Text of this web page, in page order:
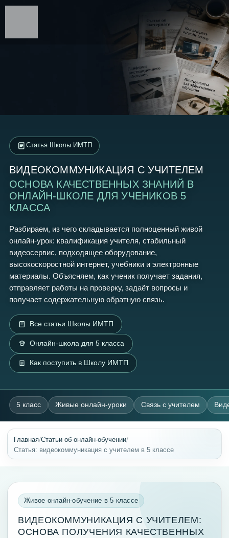
Статья Школы ИМТП
ВИДЕОКОММУНИКАЦИЯ С УЧИТЕЛЕМ
ОСНОВА КАЧЕСТВЕННЫХ ЗНАНИЙ В
ОНЛАЙН-ШКОЛЕ ДЛЯ УЧЕНИКОВ 5
КЛАССА
Разбираем, из чего складывается полноценный живой
онлайн-урок: квалификация учителя, стабильный
видеосервис, подходящее оборудование,
высокоскоростной интернет, учебники и электронные
материалы. Объясняем, как ученик получает задания,
отправляет работы на проверку, задаёт вопросы и
получает содержательную обратную связь.
Все статьи Школы ИМТП
Онлайн-школа для 5 класса
Как поступить в Школу ИМТП
5 класс Живые онлайн-уроки Связь с учителем
Главная/Статьи об онлайн-обучении/
Статья: видеокоммуникация с учителем в 5 классе
Живое онлайн-обучение в 5 классе
ВИДЕОКОММУНИКАЦИЯ С УЧИТЕЛЕМ:
ОСНОВА ПОЛУЧЕНИЯ КАЧЕСТВЕННЫХ